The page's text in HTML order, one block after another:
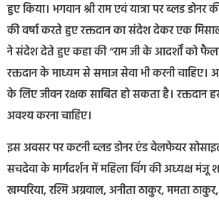
हुए किया। भगवान श्री राम एवं यात्रा पर ब्लड डोनर
की वर्षा करते हुए रक्तदान का संदेश देकर एक
ने संदेश देते हुए कहा की “राम जी के आदर्शों को
रक्तदान के माध्यम से समाज सेवा भी करनी चाहिए।
के लिए जीवन रक्षक साबित हो सकता है। रक्तदान
अवश्य करना चाहिए।
इस अवसर पर कटनी ब्लड डोनर एंड वेलफेयर
सचदेवा के मार्गदर्शन में महिला विंग की अध्यक्ष मंजू
खम्परिया, रश्मि अग्रवाल, अनीता ठाकुर, ममता ठाकुर,